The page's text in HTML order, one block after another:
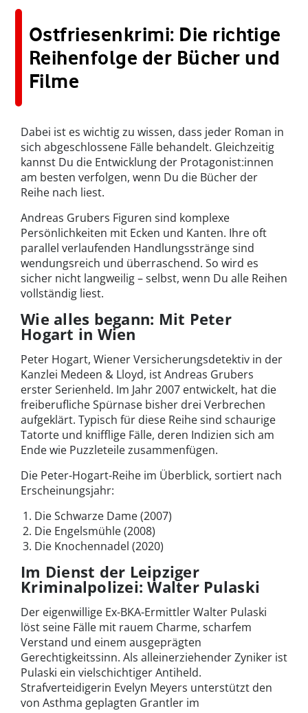
Ostfriesenkrimi: Die richtige
Reihenfolge der Bücher und
Filme
Dabei ist es wichtig zu wissen, dass jeder Roman in
sich abgeschlossene Fälle behandelt. Gleichzeitig
kannst Du die Entwicklung der Protagonist:innen
am besten verfolgen, wenn Du die Bücher der
Reihe nach liest.
Andreas Grubers Figuren sind komplexe
Persönlichkeiten mit Ecken und Kanten. Ihre oft
parallel verlaufenden Handlungsstränge sind
wendungsreich und überraschend. So wird es
sicher nicht langweilig – selbst, wenn Du alle Reihen
vollständig liest.
Wie alles begann: Mit Peter
Hogart in Wien
Peter Hogart, Wiener Versicherungsdetektiv in der
Kanzlei Medeen & Lloyd, ist Andreas Grubers
erster Serienheld. Im Jahr 2007 entwickelt, hat die
freiberufliche Spürnase bisher drei Verbrechen
aufgeklärt. Typisch für diese Reihe sind schaurige
Tatorte und knifflige Fälle, deren Indizien sich am
Ende wie Puzzleteile zusammenfügen.
Die Peter-Hogart-Reihe im Überblick, sortiert nach
Erscheinungsjahr:
Die Schwarze Dame (2007)
Die Engelsmühle (2008)
Die Knochennadel (2020)
Im Dienst der Leipziger
Kriminalpolizei: Walter Pulaski
Der eigenwillige Ex-BKA-Ermittler Walter Pulaski
löst seine Fälle mit rauem Charme, scharfem
Verstand und einem ausgeprägten
Gerechtigkeitssinn. Als alleinerziehender Zyniker ist
Pulaski ein vielschichtiger Antiheld.
Strafverteidigerin Evelyn Meyers unterstützt den
von Asthma geplagten Grantler im